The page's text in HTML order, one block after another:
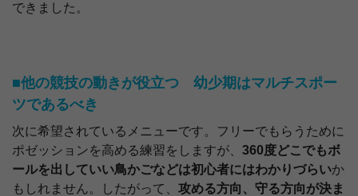
できました。
■他の競技の動きが役立つ 幼少期はマルチスポー
ツであるべき
次に希望されているメニューです。フリーでもらうために
ポゼッションを高める練習をしますが、 360度どこでもボ
ールを出していい鳥かごなどは初心者にはわかりづらいか
もしれません。したがって、 攻める方向、守る方向が決ま